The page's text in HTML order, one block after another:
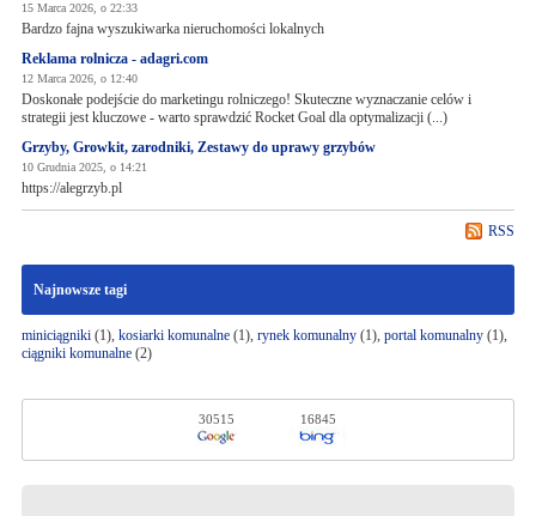
15 Marca 2026, o 22:33
Bardzo fajna wyszukiwarka nieruchomości lokalnych
Reklama rolnicza - adagri.com
12 Marca 2026, o 12:40
Doskonałe podejście do marketingu rolniczego! Skuteczne wyznaczanie celów i
strategii jest kluczowe - warto sprawdzić Rocket Goal dla optymalizacji (...)
Grzyby, Growkit, zarodniki, Zestawy do uprawy grzybów
10 Grudnia 2025, o 14:21
https://alegrzyb.pl
RSS
Najnowsze tagi
miniciągniki(1), kosiarki komunalne(1), rynek komunalny(1), portal komunalny(1),
ciągniki komunalne(2)
30515 16845